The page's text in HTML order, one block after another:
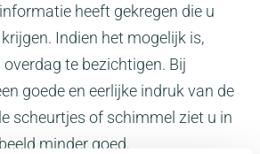
heeft gekregen die u
Indien het mogelijk is,
te bezichtigen. Bij
goede en eerlijke indruk van de
scheurtjes of schimmel ziet u in
minder goed.